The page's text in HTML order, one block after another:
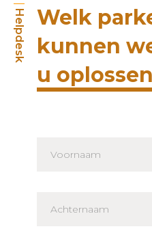
Helpdesk Welk
kunnen
u